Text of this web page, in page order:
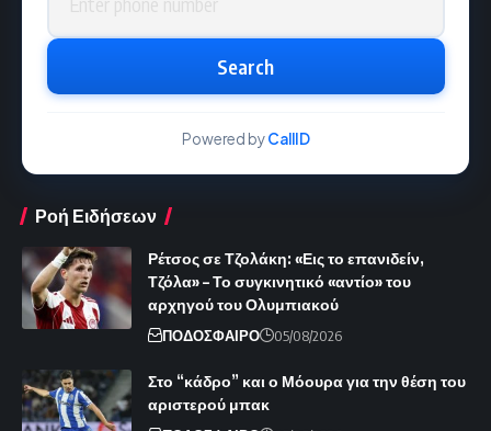
Search
Powered byCallID
Ροή Ειδήσεων
Ρέτσος σε Τζολάκη: «Εις το επανιδείν,
Τζόλα» – Το συγκινητικό «αντίο» του
αρχηγού του Ολυμπιακού
ΠΟΔΟΣΦΑΙΡΟ 05/08/2026
Στο “κάδρο” και ο Μόουρα για την θέση του
αριστερού μπακ